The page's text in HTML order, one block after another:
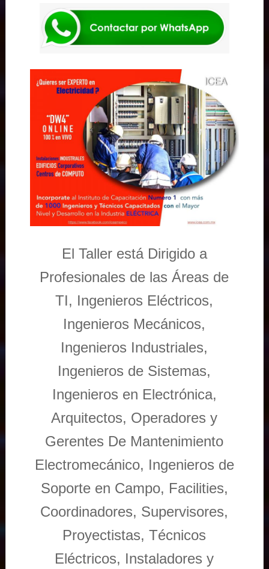
El Taller está Dirigido a
Profesionales de las Áreas de
TI, Ingenieros Eléctricos,
Ingenieros Mecánicos,
Ingenieros Industriales,
Ingenieros de Sistemas,
Ingenieros en Electrónica,
Arquitectos, Operadores y
Gerentes De Mantenimiento
Electromecánico, Ingenieros de
Soporte en Campo, Facilities,
Coordinadores, Supervisores,
Proyectistas, Técnicos
Eléctricos, Instaladores y